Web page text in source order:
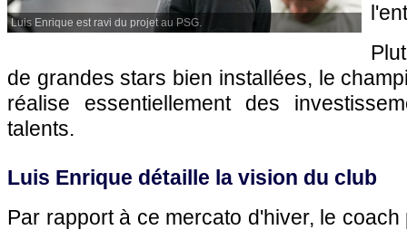
Luis Enrique est ravi du projet au PSG.
de grandes stars bien installées, le
réalise essentiellement des
talents.
Luis Enrique détaille la vision du club
Par rapport à ce mercato d'hiver, le